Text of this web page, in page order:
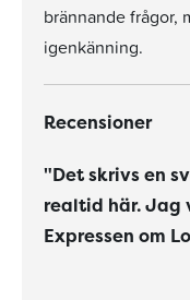
brännande frågor,
igenkänning.
Recensioner
"Det skrivs en
realtid här. Jag
Expressen om